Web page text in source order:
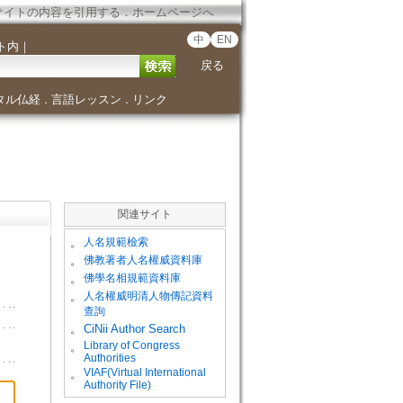
イトの内容を引用する．ホームページへ
内 ｜ 中 EN
戻る
ル仏経． 言語レッスン ． リンク
関連サイト
。 人名規範檢索
。 佛教著者人名權威資料庫
。 佛學名相規範資料庫
。
人名權威明清人物傳記資料
查詢
。
CiNii Author Search
。
Library of Congress
Authorities
。
VIAF(Virtual International
Authority File)